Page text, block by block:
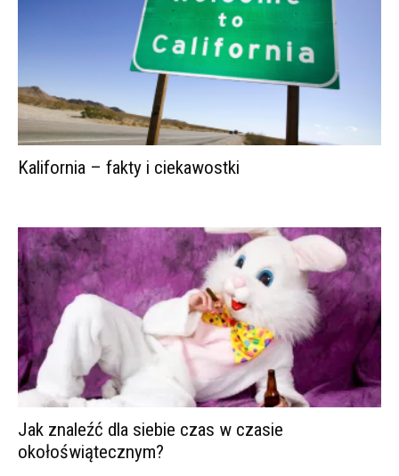
Kalifornia – fakty i ciekawostki
Jak znaleźć dla siebie czas w czasie
okołoświątecznym?